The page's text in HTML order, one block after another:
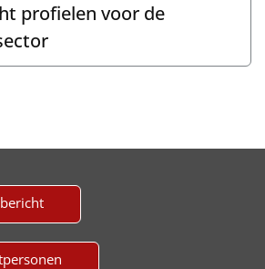
profielen voor de